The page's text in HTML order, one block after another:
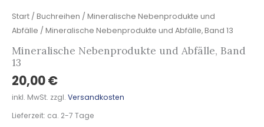
Start / Buchreihen / Mineralische Nebenprodukte und
Abfälle / Mineralische Nebenprodukte und Abfälle, Band 13
Mineralische Nebenprodukte und Abfälle, Band
13
20,00€
inkl. MwSt. zzgl. Versandkosten
Lieferzeit: ca. 2-7 Tage
Band
13